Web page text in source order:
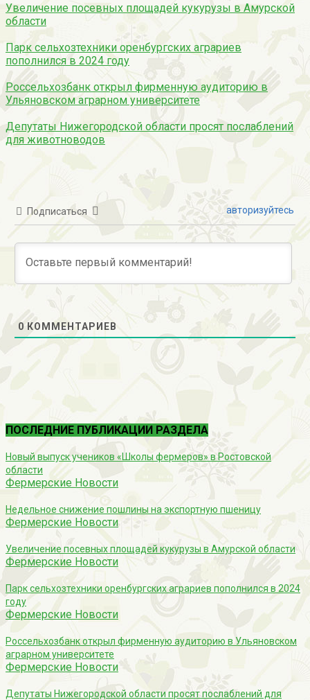
Увеличение посевных площадей кукурузы в Амурской
области
Парк сельхозтехники оренбургских аграриев
пополнился в 2024 году
Россельхозбанк открыл фирменную аудиторию в
Ульяновском аграрном университете
Депутаты Нижегородской области просят послаблений
для животноводов
Подписаться авторизуйтесь
0 КОММЕНТАРИЕВ
ПОСЛЕДНИЕ ПУБЛИКАЦИИ РАЗДЕЛА
Новый выпуск учеников «Школы фермеров» в Ростовской
области
Фермерские Новости
Недельное снижение пошлины на экспортную пшеницу
Фермерские Новости
Увеличение посевных площадей кукурузы в Амурской области
Фермерские Новости
Парк сельхозтехники оренбургских аграриев пополнился в 2024
году
Фермерские Новости
Россельхозбанк открыл фирменную аудиторию в Ульяновском
аграрном университете
Фермерские Новости
Депутаты Нижегородской области просят послаблений для